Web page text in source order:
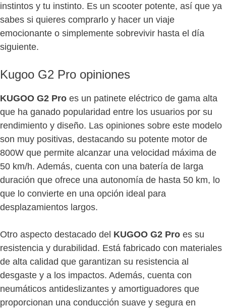
instintos y tu instinto. Es un scooter potente, así que ya
sabes si quieres comprarlo y hacer un viaje
emocionante o simplemente sobrevivir hasta el día
siguiente.
Kugoo G2 Pro opiniones
KUGOO G2 Pro es un patinete eléctrico de gama alta
que ha ganado popularidad entre los usuarios por su
rendimiento y diseño. Las opiniones sobre este modelo
son muy positivas, destacando su potente motor de
800W que permite alcanzar una velocidad máxima de
50 km/h. Además, cuenta con una batería de larga
duración que ofrece una autonomía de hasta 50 km, lo
que lo convierte en una opción ideal para
desplazamientos largos.
Otro aspecto destacado del KUGOO G2 Pro es su
resistencia y durabilidad. Está fabricado con materiales
de alta calidad que garantizan su resistencia al
desgaste y a los impactos. Además, cuenta con
neumáticos antideslizantes y amortiguadores que
proporcionan una conducción suave y segura en